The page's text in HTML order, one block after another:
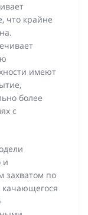
что крайне
имеют
более
с
и
захватом по
качающегося